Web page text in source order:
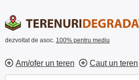
dezvoltat de asoc. 100% pentru mediu
Am/ofer un teren Caut un teren